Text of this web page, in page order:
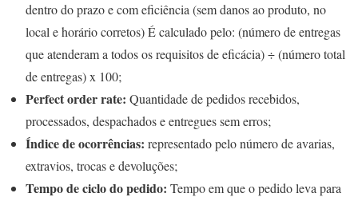
dentro do prazo e com eficiência (sem danos ao produto, no
local e horário corretos) É calculado pelo: (número de entregas
que atenderam a todos os requisitos de eficácia) ÷ (número total
de entregas) x 100;
Perfect order rate: Quantidade de pedidos recebidos,
processados, despachados e entregues sem erros;
Índice de ocorrências: representado pelo número de avarias,
extravios, trocas e devoluções;
Tempo de ciclo do pedido: Tempo em que o pedido leva para